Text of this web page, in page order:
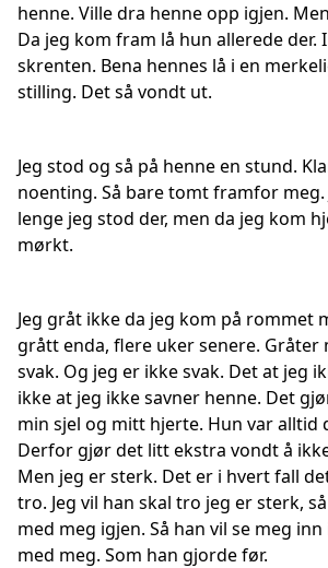
henne. Ville dra henne opp igjen.
Da jeg kom fram lå hun allerede der.
skrenten. Bena hennes lå i en
stilling. Det så vondt ut.
Jeg stod og så på henne en stund.
noenting. Så bare tomt framfor meg.
lenge jeg stod der, men da jeg kom
mørkt.
Jeg gråt ikke da jeg kom på rommet
grått enda, flere uker senere. Gråter
svak. Og jeg er ikke svak. Det at jeg
ikke at jeg ikke savner henne. Det
min sjel og mitt hjerte. Hun var alltid
Derfor gjør det litt ekstra vondt å
Men jeg er sterk. Det er i hvert fall
tro. Jeg vil han skal tro jeg er sterk,
med meg igjen. Så han vil se meg
med meg. Som han gjorde før.